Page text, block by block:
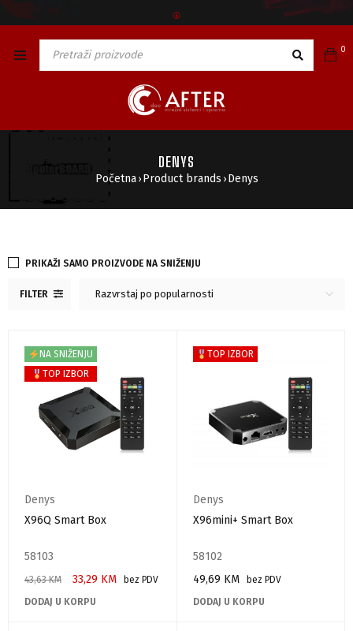
🅯
0
DENYS
Početna › Product brands › Denys
FILTER Razvrstaj po popularnosti
PRIKAŽI SAMO PROIZVODE NA SNIŽENJU
NA SNIŽENJU
TOP IZBOR
Denys
X96Q Smart Box
58103
43,63KM 33,29 KM
bez PDV
DODAJ U KORPU
TOP IZBOR
Denys
X96mini+ Smart Box
58102
49,69 KM
bez PDV
DODAJ U KORPU